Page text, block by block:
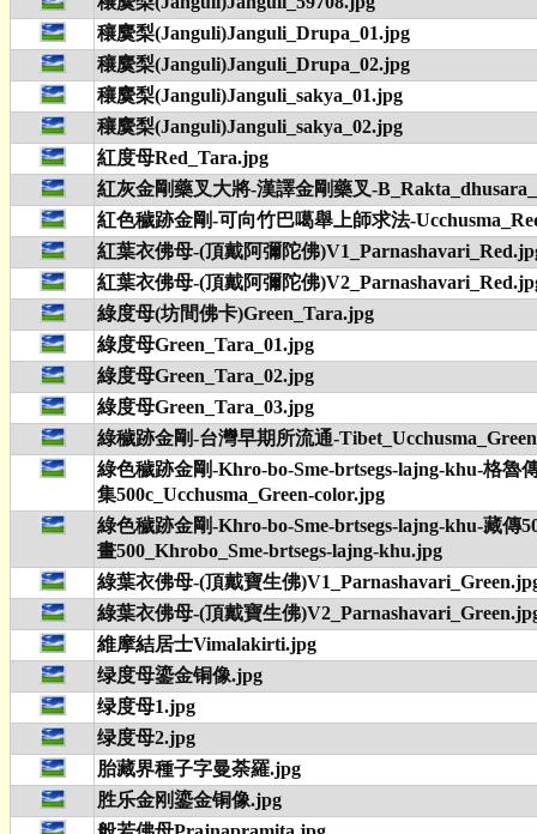
穰麌梨(Janguli)Janguli_Drupa_01.jpg
穰麌梨(Janguli)Janguli_Drupa_02.jpg
穰麌梨(Janguli)Janguli_sakya_01.jpg
穰麌梨(Janguli)Janguli_sakya_02.jpg
紅度母Red_Tara.jpg
紅灰金剛藥叉大將-漢譯金剛藥叉-
紅色穢跡金剛-可向竹巴噶舉上師求法-
紅葉衣佛母-(頂戴阿彌陀佛
紅葉衣佛母-(頂戴阿彌陀佛
綠度母(坊間佛卡)Green_Tara.jpg
綠度母Green_Tara_01.jpg
綠度母Green_Tara_02.jpg
綠度母Green_Tara_03.jpg
綠穢跡金剛-台灣早期所流通-
綠色穢跡金剛-Khro-bo-Sme-brtsegs-lajng-khu-格魯
集500c_Ucchusma_Green-color.jpg
綠色穢跡金剛-Khro-bo-Sme-brtsegs-lajng-khu-藏傳
畫500_Khrobo_Sme-brtsegs-lajng-khu.jpg
綠葉衣佛母-(頂戴寶生佛
綠葉衣佛母-(頂戴寶生佛
維摩結居士Vimalakirti.jpg
绿度母鎏金铜像.jpg
绿度母1.jpg
绿度母2.jpg
胎藏界種子字曼荼羅.jpg
胜乐金刚鎏金铜像.jpg